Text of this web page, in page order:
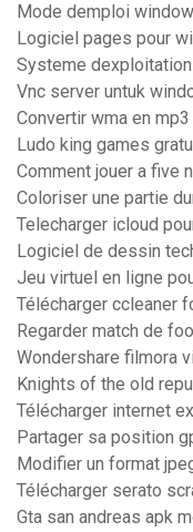
Mode demploi
Logiciel pages pour
Systeme
Vnc server untuk
Convertir wma en
Ludo king games
Comment jouer a five
Coloriser une partie
Telecharger icloud
Logiciel de dessin
Jeu virtuel en ligne
Télécharger ccleaner
Regarder match de
Wondershare filmora
Knights of the old
Télécharger internet
Partager sa position
Modifier un format
Télécharger serato
Gta san andreas apk